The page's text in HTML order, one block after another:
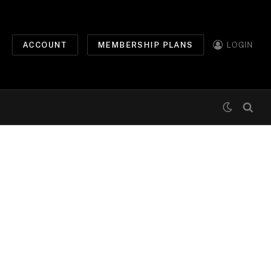
ACCOUNT MEMBERSHIP PLANS LOGIN